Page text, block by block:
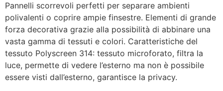
Pannelli scorrevoli perfetti per separare ambienti
polivalenti o coprire ampie finsestre. Elementi di grande
forza decorativa grazie alla possibilità di abbinare una
vasta gamma di tessuti e colori. Caratteristiche del
tessuto Polyscreen 314: tessuto microforato, filtra la
luce, permette di vedere l’esterno ma non è possibile
essere visti dall’esterno, garantisce la privacy.